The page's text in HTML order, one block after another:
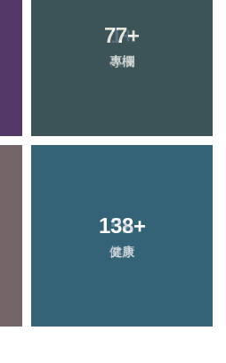
77+
專欄
138+
健康